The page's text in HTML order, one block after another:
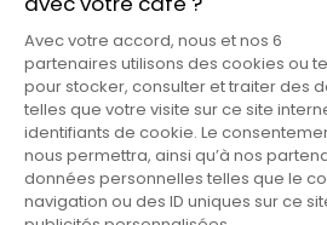
Vous cherchez une idée pour
Nos e-cartes cadeaux sont la
faire plaisir sans se tromper.
est envoyée directement par e-
code promo utilisable en une fois
produits.
Comment ça marche ?